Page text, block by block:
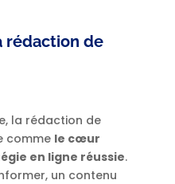
rédaction de
la rédaction de
comme le cœur
en ligne réussie.
un contenu